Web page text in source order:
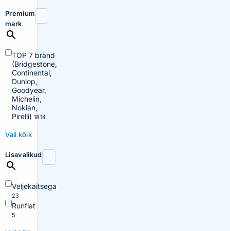
Premium
mark
TOP 7 bränd
(Bridgestone,
Continental,
Dunlop,
Goodyear,
Michelin,
Nokian,
Pirelli) 1814
Vali kõik
Lisavalikud
Veljekaitsega
23
Runflat
5